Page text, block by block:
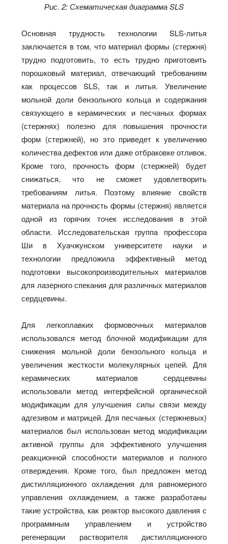
Рис. 2: Схематическая диаграмма SLS
Основная трудность технологии SLS-литья
заключается в том, что материал формы (стержня)
трудно подготовить, то есть трудно приготовить
порошковый материал, отвечающий требованиям
как процессов SLS, так и литья. Увеличение
мольной доли бензольного кольца и содержания
связующего в керамических и песчаных формах
(стержнях) полезно для повышения прочности
форм (стержней), но это приведет к увеличению
количества дефектов или даже отбраковке отливок.
Кроме того, прочность форм (стержней) будет
снижаться, что не сможет удовлетворить
требованиям литья. Поэтому влияние свойств
материала на прочность формы (стержня) является
одной из горячих точек исследования в этой
области. Исследовательская группа профессора
Ши в Хуачжунском университете науки и
технологии предложила эффективный метод
подготовки высокопроизводительных материалов
для лазерного спекания для различных материалов
сердцевины.
Для легкоплавких формовочных материалов
использовался метод блочной модификации для
снижения мольной доли бензольного кольца и
увеличения жесткости молекулярных цепей. Для
керамических материалов сердцевины
использовали метод интерфейсной органической
модификации для улучшения силы связи между
адгезивом и матрицей. Для песчаных (стержневых)
материалов был использован метод модификации
активной группы для эффективного улучшения
реакционной способности материалов и полного
отверждения. Кроме того, был предложен метод
дистилляционного охлаждения для равномерного
управления охлаждением, а также разработаны
такие устройства, как реактор высокого давления с
программным управлением и устройство
регенерации растворителя дистилляционного